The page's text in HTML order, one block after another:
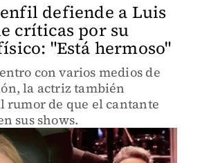
defiende a Luis
críticas por su
"Está hermoso"
con varios medios de
la actriz también
rumor de que el cantante
sus shows.